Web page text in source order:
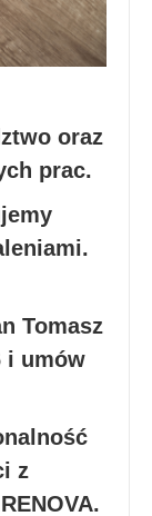
oraz
prac.
Tomasz
i umów
z